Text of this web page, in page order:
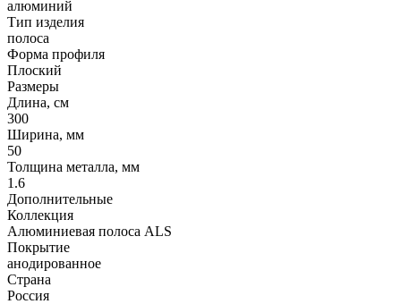
алюминий
Тип изделия
полоса
Форма профиля
Плоский
Размеры
Длина, см
300
Ширина, мм
50
Толщина металла, мм
1.6
Дополнительные
Коллекция
Алюминиевая полоса ALS
Покрытие
анодированное
Страна
Россия